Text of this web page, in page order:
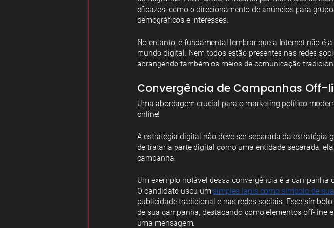
eficazes, como o direcionamento de anúncios para
demográficos e interesses.
No entanto, é fundamental lembrar que a Internet não é
mundo digital. Nem todos estão presentes nas redes
abrangendo também os meios de comunicação
Convergência de Campanhas Off-
Uma abordagem crucial para o marketing político
online!
A estratégia digital não deve ser separada da estratégia
de tratar a parte digital como uma entidade separada,
campanha.
Um exemplo notável dessa convergência é a campanha
O candidato usou um simples lápis como símbolo de
publicidade tradicional e nas redes sociais. Esse
de sua campanha, destacando como elementos off-line
uma mensagem.